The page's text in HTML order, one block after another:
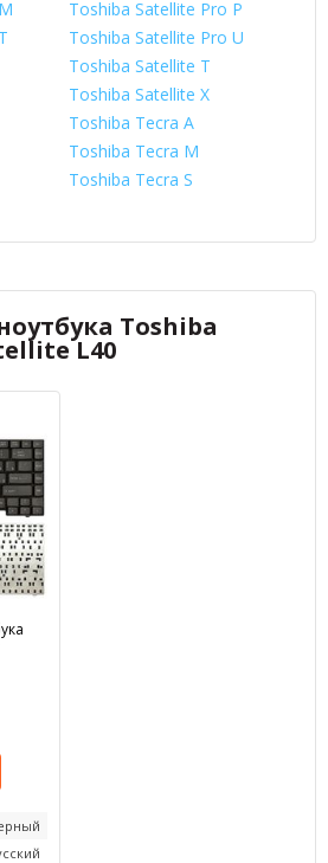
Toshiba Satellite Pro P
Toshiba Satellite Pro U
Toshiba Satellite T
Toshiba Satellite X
Toshiba Tecra A
Toshiba Tecra M
Toshiba Tecra S
Toshiba
L40